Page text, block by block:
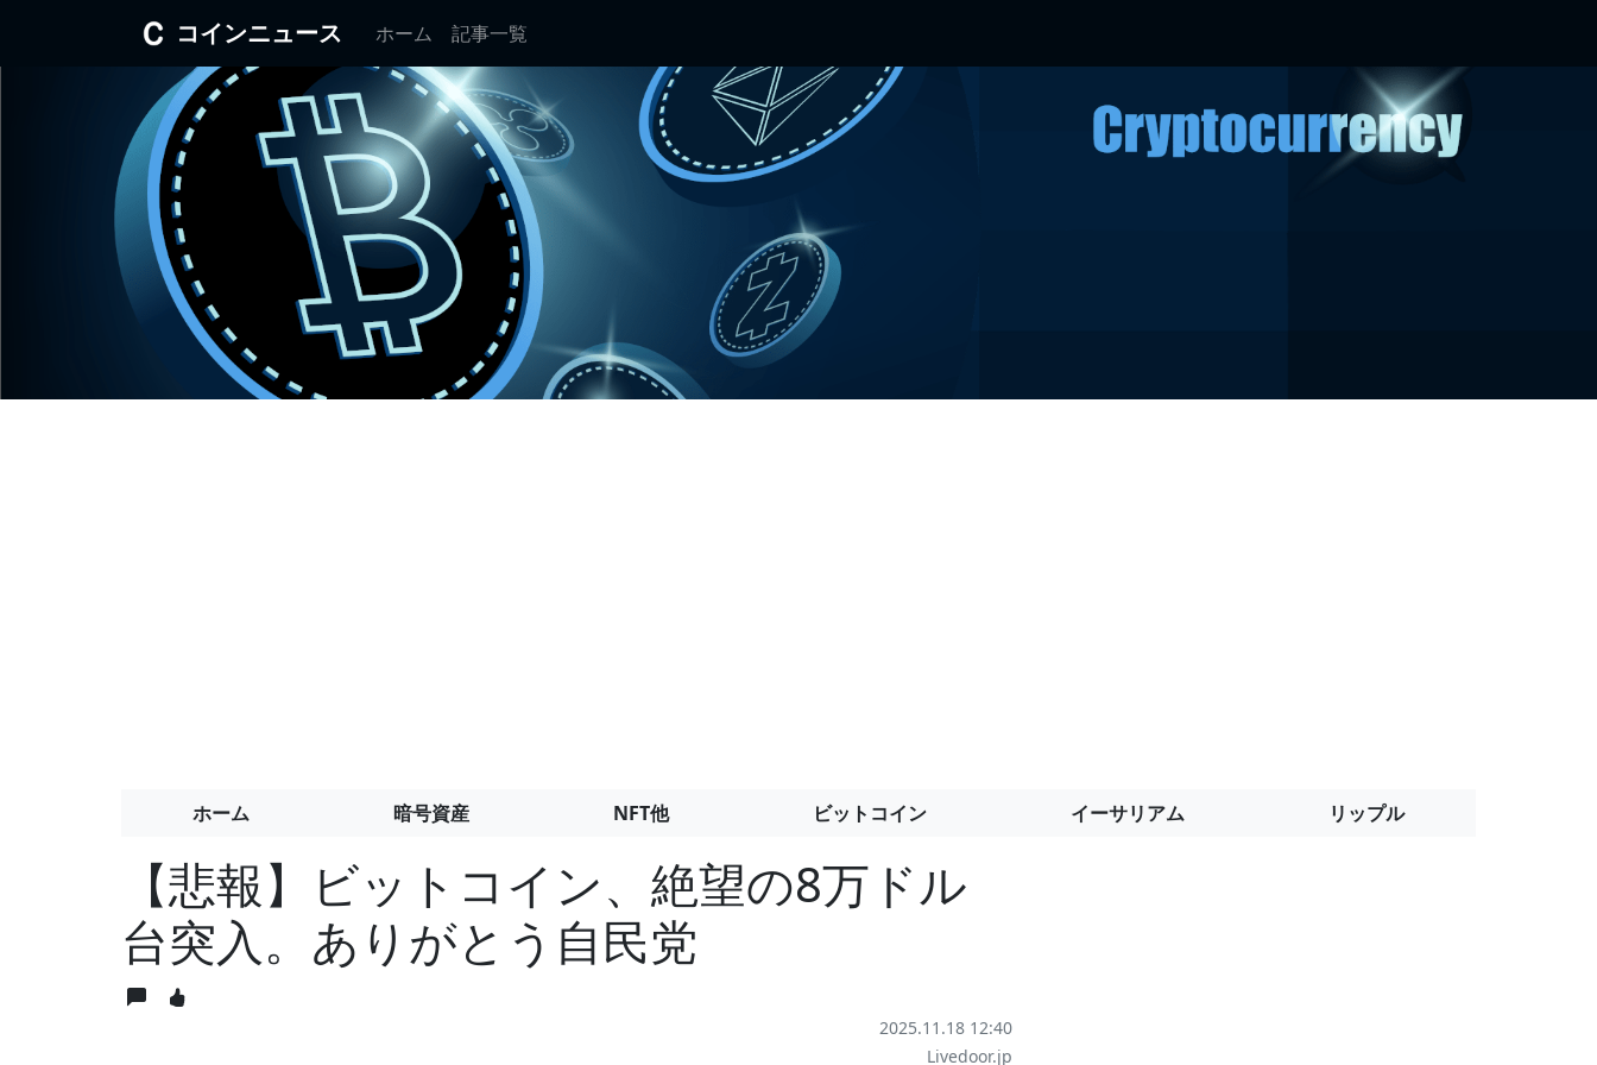
コインニュース ホーム 記事一覧
ホーム 暗号資産 NFT他 ビットコイン イーサリアム リップル
【悲報】ビットコイン、絶望の8万ドル
台突入。ありがとう自民党
2025.11.18 12:40
Livedoor.jp